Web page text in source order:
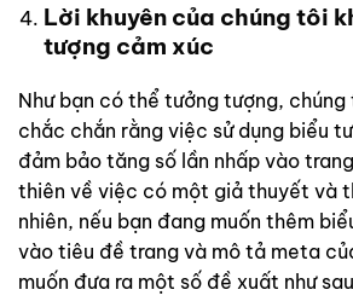
Lời khuyên của chúng tôi
tượng cảm xúc
Như bạn có thể tưởng tượng,
chắc chắn rằng việc sử dụng biểu
đảm bảo tăng số lần nhấp vào
thiên về việc có một giả thuyết và
nhiên, nếu bạn đang muốn thêm
vào tiêu đề trang và mô tả meta
muốn đưa ra một số đề xuất như